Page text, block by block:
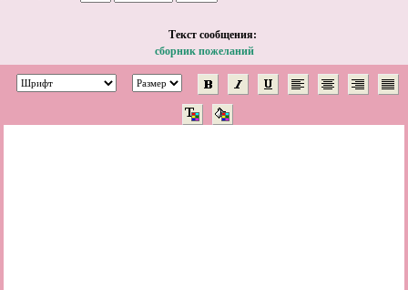
Tекст сообщения:
сборник пожеланий